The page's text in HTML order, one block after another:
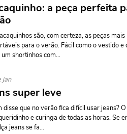
a peça perfeita
são, com certeza, as peças
para o verão. Fácil como o vestido e
shortinhos com...
jan
super leve
disse que no verão fica difícil usar jeans?
e curinga de todas as horas. Se
jeans se fa...